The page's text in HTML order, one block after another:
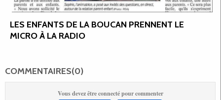
LES ENFANTS DE LA BOUCAN PRENNENT LE
MICRO À LA RADIO
COMMENTAIRES(0)
Vous devez être connecté pour commenter